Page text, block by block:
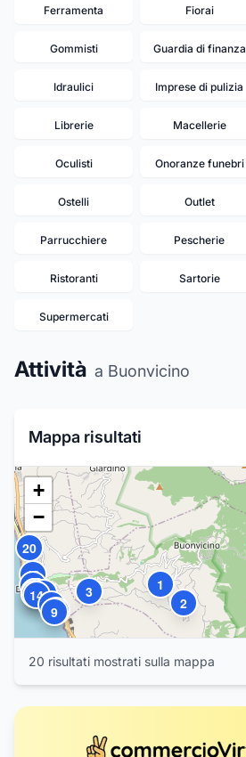
Ferramenta Fiorai
Gommisti Guardia di finanza
Idraulici Imprese di pulizia
Librerie Macellerie
Oculisti Onoranze funebri
Ostelli Outlet
Parrucchiere Pescherie
Ristoranti Sartorie
Supermercati
Attività a Buonvicino
Mappa risultati
1
2
3
4
5
6
7
89
10
12
13
14
15
16
17
18
19
20
+
−
20 risultati mostrati sulla mappa